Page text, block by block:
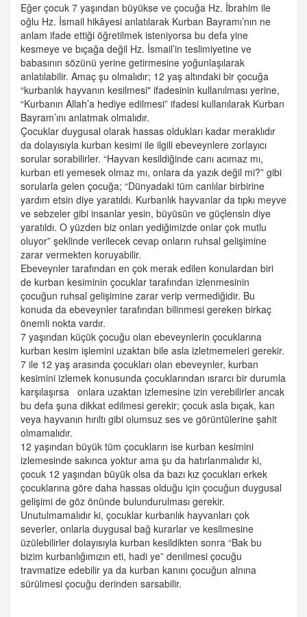
Eğer çocuk 7 yaşından büyükse ve çocuğa Hz. İbrahim ile
oğlu Hz. İsmail hikâyesi anlatılarak Kurban Bayramı’nın ne
anlam ifade ettiği öğretilmek isteniyorsa bu defa yine
kesmeye ve bıçağa değil Hz. İsmail’in teslimiyetine ve
babasının sözünü yerine getirmesine yoğunlaşılarak
anlatılabilir. Amaç şu olmalıdır; 12 yaş altındaki bir çocuğa
“kurbanlık hayvanın kesilmesi" ifadesinin kullanılması yerine,
“Kurbanın Allah’a hediye edilmesi” ifadesi kullanılarak Kurban
Bayram’ını anlatmak olmalıdır.
Çocuklar duygusal olarak hassas oldukları kadar meraklıdır
da dolayısıyla kurban kesimi ile ilgili ebeveynlere zorlayıcı
sorular sorabilirler. “Hayvan kesildiğinde canı acımaz mı,
kurban eti yemesek olmaz mı, onlara da yazık değil mi?” gibi
sorularla gelen çocuğa; “Dünyadaki tüm canlılar birbirine
yardım etsin diye yaratıldı. Kurbanlık hayvanlar da tıpkı meyve
ve sebzeler gibi insanlar yesin, büyüsün ve güçlensin diye
yaratıldı. O yüzden biz onları yediğimizde onlar çok mutlu
oluyor” şeklinde verilecek cevap onların ruhsal gelişimine
zarar vermekten koruyabilir.
Ebeveynler tarafından en çok merak edilen konulardan biri
de kurban kesiminin çocuklar tarafından izlenmesinin
çocuğun ruhsal gelişimine zarar verip vermediğidir. Bu
konuda da ebeveynler tarafından bilinmesi gereken birkaç
önemli nokta vardır.
7 yaşından küçük çocuğu olan ebeveynlerin çocuklarına
kurban kesim işlemini uzaktan bile asla izletmemeleri gerekir.
7 ile 12 yaş arasında çocukları olan ebeveynler, kurban
kesimini izlemek konusunda çocuklarından ısrarcı bir durumla
karşılaşırsa onlara uzaktan izlemesine izin verebilirler ancak
bu defa şuna dikkat edilmesi gerekir; çocuk asla bıçak, kan
veya hayvanın hırıltı gibi olumsuz ses ve görüntülerine şahit
olmamalıdır.
12 yaşından büyük tüm çocukların ise kurban kesimini
izlemesinde sakınca yoktur ama şu da hatırlanmalıdır ki,
çocuk 12 yaşından büyük olsa da bazı kız çocukları erkek
çocuklarına göre daha hassas olduğu için çocuğun duygusal
gelişimi de göz önünde bulundurulması gerekir.
Unutulmamalıdır ki, çocuklar kurbanlık hayvanları çok
severler, onlarla duygusal bağ kurarlar ve kesilmesine
üzülebilirler dolayısıyla kurban kesildikten sonra “Bak bu
bizim kurbanlığımızın eti, hadi ye” denilmesi çocuğu
travmatize edebilir ya da kurban kanını çocuğun alnına
sürülmesi çocuğu derinden sarsabilir.